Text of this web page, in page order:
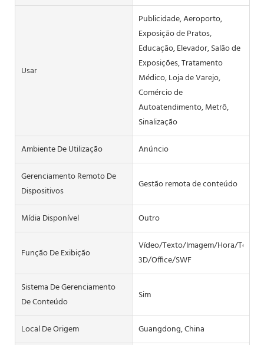
Usar
Publicidade, Aeroporto,
Exposição de Pratos,
Educação, Elevador, Salão de
Exposições, Tratamento
Médico, Loja de Varejo,
Comércio de
Autoatendimento, Metrô,
Sinalização
Ambiente De Utilização
Anúncio
Gerenciamento Remoto De
Dispositivos
Gestão remota de conteúdo
Mídia Disponível Outro
Função De Exibição
Vídeo/Texto/Imagem/Hora/Texto
3D/Office/SWF
Sistema De Gerenciamento
De Conteúdo
Sim
Local De Origem Guangdong, China